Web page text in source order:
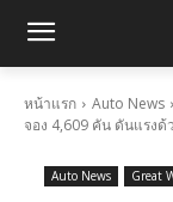
หน้าแรก Auto News
จอง 4,609 คัน ดันแรงด้
Auto News Great